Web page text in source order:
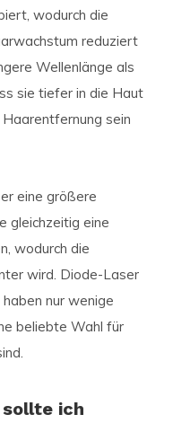
wodurch die
reduziert
Wellenlänge als
sie tiefer in die Haut
sein
eine größere
gleichzeitig eine
wodurch die
wird. Diode-Laser
nur wenige
beliebte Wahl für
ich